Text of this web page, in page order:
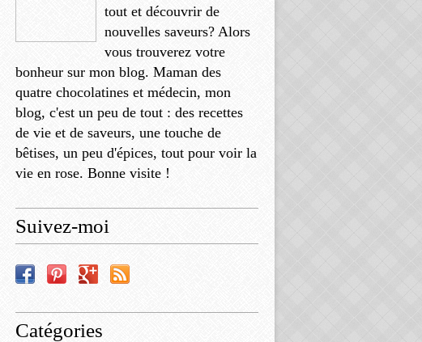
tout et découvrir de
nouvelles saveurs? Alors
vous trouverez votre
bonheur sur mon blog. Maman des
quatre chocolatines et médecin, mon
blog, c'est un peu de tout : des recettes
de vie et de saveurs, une touche de
bêtises, un peu d'épices, tout pour voir la
vie en rose. Bonne visite !
Suivez-moi
Catégories